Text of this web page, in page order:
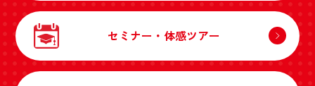
セミナー・体感ツアー